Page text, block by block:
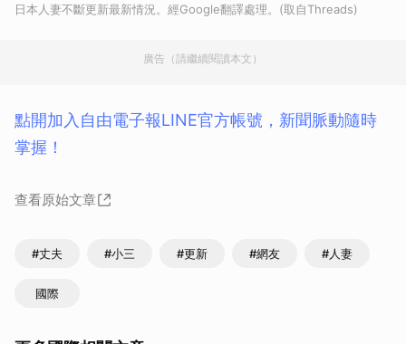
日本人妻不斷更新最新情況。經Google翻譯處理。(取自Threads)
廣告（請繼續閱讀本文）
點開加入自由電子報LINE官方帳號，新聞脈動隨時
掌握！
查看原始文章
#丈夫 #小三 #更新 #網友 #人妻
國際